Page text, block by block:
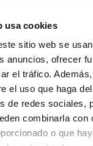
usa cookies
sitio web se
anuncios, ofrecer
el tráfico.
el uso que haga
de redes sociales,
combinarla con
o que